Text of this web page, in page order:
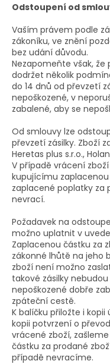
Odstoupení od
Vaším právem podle
zákoníku, ve znění
bez udání důvodu.
Nezapomeňte však,
dodržet několik
do 14 dnů od převzetí
nepoškozené, v
zabalené, aby se
Od smlouvy lze
převzetí zásilky. Zboží
Heretas plus s.r.o.,
V případě vrácení
kupujícímu
zaplacené poplatky za
nevrací.
Požadavek na
možno uplatnit v
Zaplacenou částku za
zákonné lhůtě na jeho
zboží není možno
takové zásilky
nepoškozené dobře
zpáteční cestě.
K balíčku přiložte i
kopii potvrzení o
vrácené zboží,
částku za prodané
případě nevracíme.